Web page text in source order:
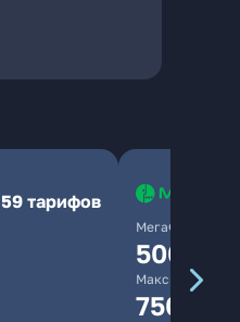
59 тарифов
МегаФон
500
Максимальная
750